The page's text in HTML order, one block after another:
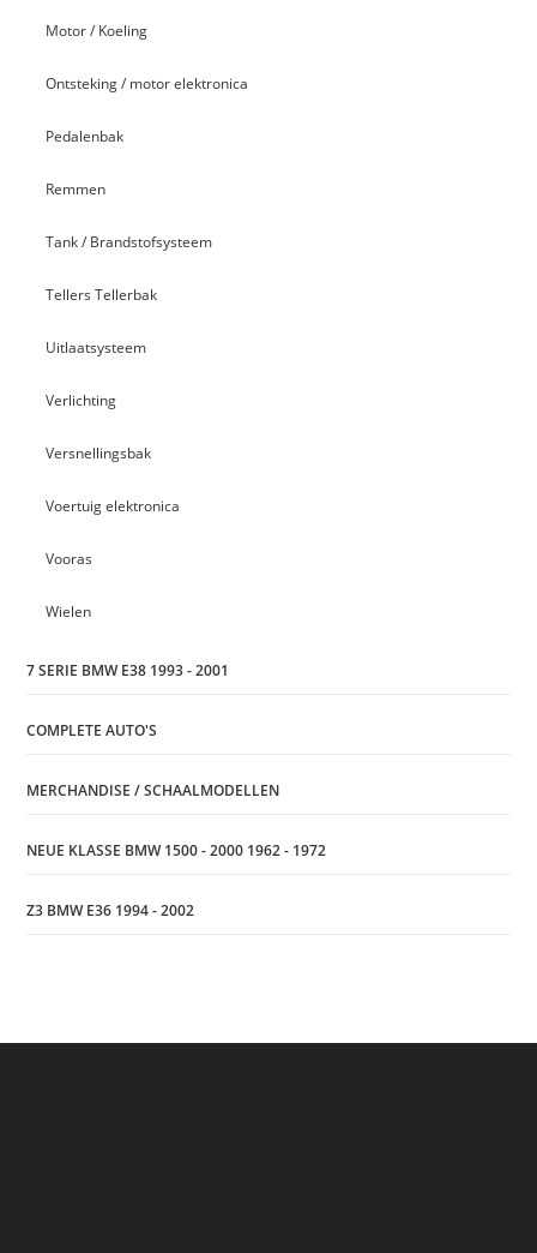
Motor / Koeling
Ontsteking / motor elektronica
Pedalenbak
Remmen
Tank / Brandstofsysteem
Tellers Tellerbak
Uitlaatsysteem
Verlichting
Versnellingsbak
Voertuig elektronica
Vooras
Wielen
7 SERIE BMW E38 1993 - 2001
COMPLETE AUTO'S
MERCHANDISE / SCHAALMODELLEN
NEUE KLASSE BMW 1500 - 2000 1962 - 1972
Z3 BMW E36 1994 - 2002